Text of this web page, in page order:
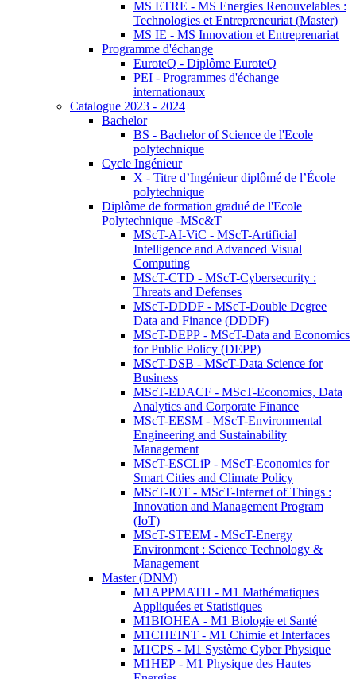
MS ETRE - MS Energies Renouvelables :
Technologies et Entrepreneuriat (Master)
MS IE - MS Innovation et Entreprenariat
Programme d'échange
EuroteQ - Diplôme EuroteQ
PEI - Programmes d'échange
internationaux
Catalogue 2023 - 2024
Bachelor
BS - Bachelor of Science de l'Ecole
polytechnique
Cycle Ingénieur
X - Titre d’Ingénieur diplômé de l’École
polytechnique
Diplôme de formation gradué de l'Ecole
Polytechnique -MSc&T
MScT-AI-ViC - MScT-Artificial
Intelligence and Advanced Visual
Computing
MScT-CTD - MScT-Cybersecurity :
Threats and Defenses
MScT-DDDF - MScT-Double Degree
Data and Finance (DDDF)
MScT-DEPP - MScT-Data and Economics
for Public Policy (DEPP)
MScT-DSB - MScT-Data Science for
Business
MScT-EDACF - MScT-Economics, Data
Analytics and Corporate Finance
MScT-EESM - MScT-Environmental
Engineering and Sustainability
Management
MScT-ESCLiP - MScT-Economics for
Smart Cities and Climate Policy
MScT-IOT - MScT-Internet of Things :
Innovation and Management Program
(IoT)
MScT-STEEM - MScT-Energy
Environment : Science Technology &
Management
Master (DNM)
M1APPMATH - M1 Mathématiques
Appliquées et Statistiques
M1BIOHEA - M1 Biologie et Santé
M1CHEINT - M1 Chimie et Interfaces
M1CPS - M1 Système Cyber Physique
M1HEP - M1 Physique des Hautes